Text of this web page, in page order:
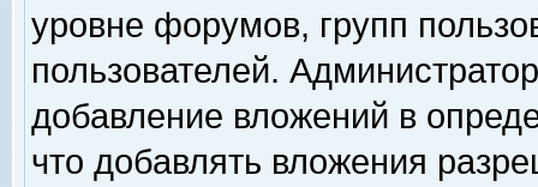
уровне форумов, групп
пользователей.
добавление вложений в
что добавлять вложения